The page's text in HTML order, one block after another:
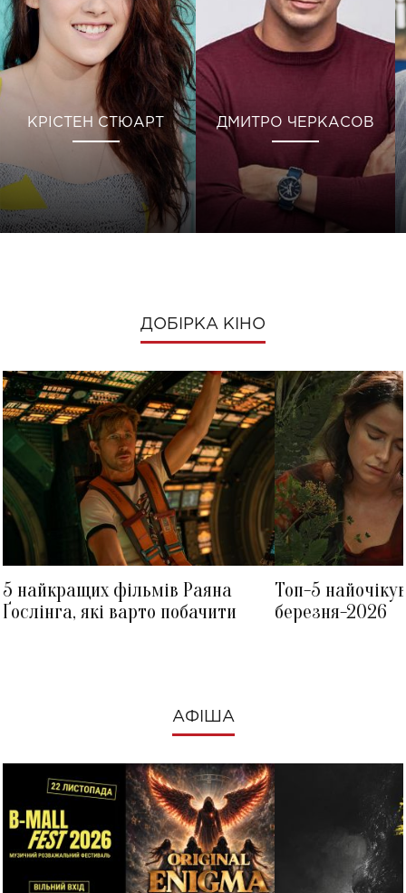
КРІСТЕН СТЮАРТ ДМИТРО ЧЕРКАСОВ
ДОБІРКА КІНО
5 найкращих фільмів Раяна
Ґослінга, які варто побачити
Топ-5
березня-2026
АФІША